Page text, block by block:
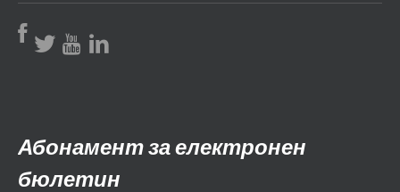
Абонамент за електронен
бюлетин